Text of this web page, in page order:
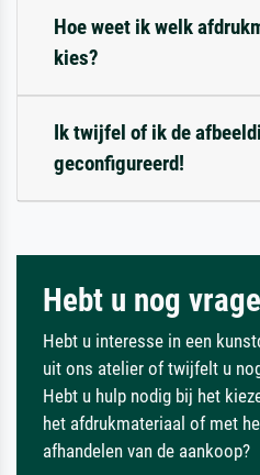
Hoe weet ik welk
kies?
Ik twijfel of ik de
geconfigureerd!
Hebt u nog
Hebt u interesse in een
uit ons atelier of twijfelt u
Hebt u hulp nodig bij het
het afdrukmateriaal of met
afhandelen van de aankoop?